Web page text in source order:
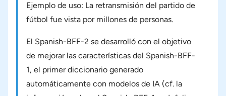
Ejemplo de uso: La retransmisión del partido de
fútbol fue vista por millones de personas.
El Spanish-BFF-2 se desarrolló con el objetivo
de mejorar las características del Spanish-BFF-
1, el primer diccionario generado
automáticamente con modelos de IA (cf. la